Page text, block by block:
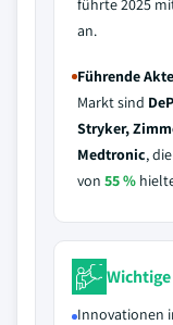
führte 2025
an.
Führende
Markt sind
Stryker,
Medtronic,
von 55 %
Innovationen